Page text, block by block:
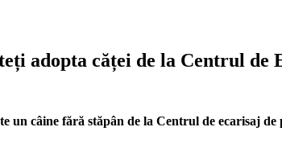
adopta căței de la Centrul de
un câine fără stăpân de la Centrul de ecarisaj de